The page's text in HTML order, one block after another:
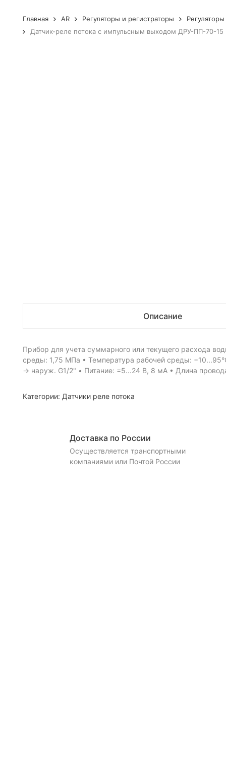
Главная AR Регуляторы и регистраторы
Датчик-реле потока с импульсным выходом ДРУ-ПП-70-15
Описание
Прибор для учета суммарного или текущего расхода
среды: 1,75 МПа • Температура рабочей среды:
→ наруж. G1/2" • Питание: =5...24 В, 8 мА • Длина
Категории: Датчики реле потока
Доставка по России
Осуществляется транспортными
компаниями или Почтой России